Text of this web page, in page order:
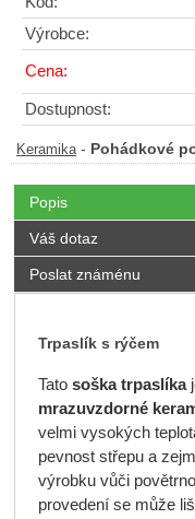
Výrobce:
Cena:
Dostupnost:
Keramika - Pohádkové
Popis
Váš dotaz
Poslat známénu
Trpaslík s rýčem
Tato soška trpaslíka
mrazuvzdorné
velmi vysokých
pevnost střepu a
výrobku vůči
provedení se může